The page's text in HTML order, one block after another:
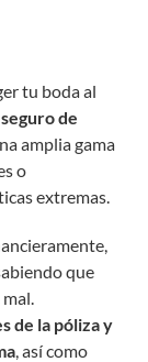
tu boda al
de
amplia gama
o
extremas.
que
de la póliza y
, así como